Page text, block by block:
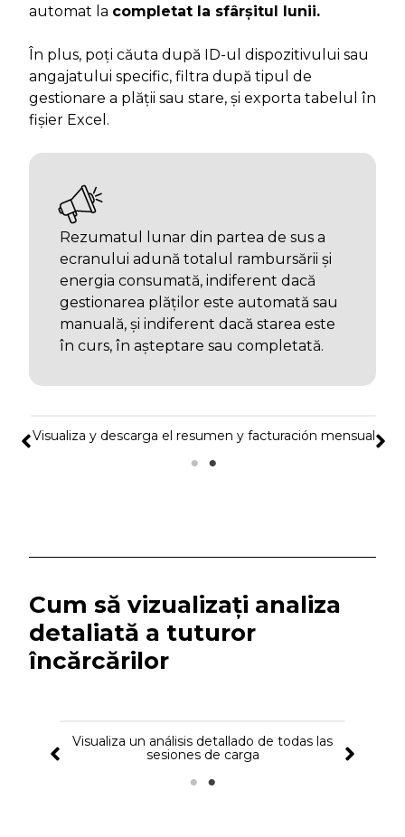
automat la completat la sfârșitul lunii.
În plus, poți căuta după ID-ul dispozitivului sau
angajatului specific, filtra după tipul de
gestionare a plății sau stare, și exporta tabelul în
fișier Excel.
Rezumatul lunar din partea de sus a
ecranului adună totalul rambursării și
energia consumată, indiferent dacă
gestionarea plăților este automată sau
manuală, și indiferent dacă starea este
în curs, în așteptare sau completată.
Visualiza y descarga el resumen y facturación mensual
Cum să vizualizați analiza
detaliată a tuturor
încărcărilor
Visualiza un análisis detallado de todas las
sesiones de carga